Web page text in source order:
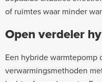
of ruimtes waar minder
Open verdeler
Een hybride
verwarmingsmethoden